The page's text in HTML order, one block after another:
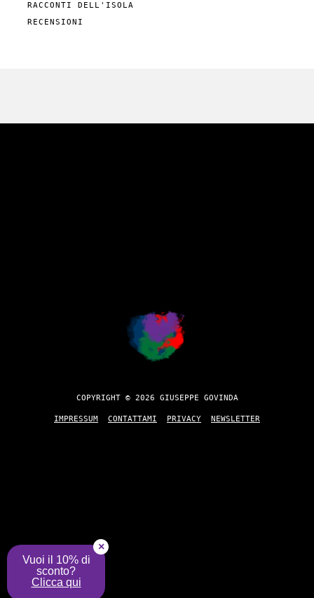
RACCONTI DELL'ISOLA
RECENSIONI
COPYRIGHT © 2026 GIUSEPPE GOVINDA
IMPRESSUM CONTATTAMI PRIVACY NEWSLETTER
Vuoi il 10% di
sconto?
Clicca qui
×